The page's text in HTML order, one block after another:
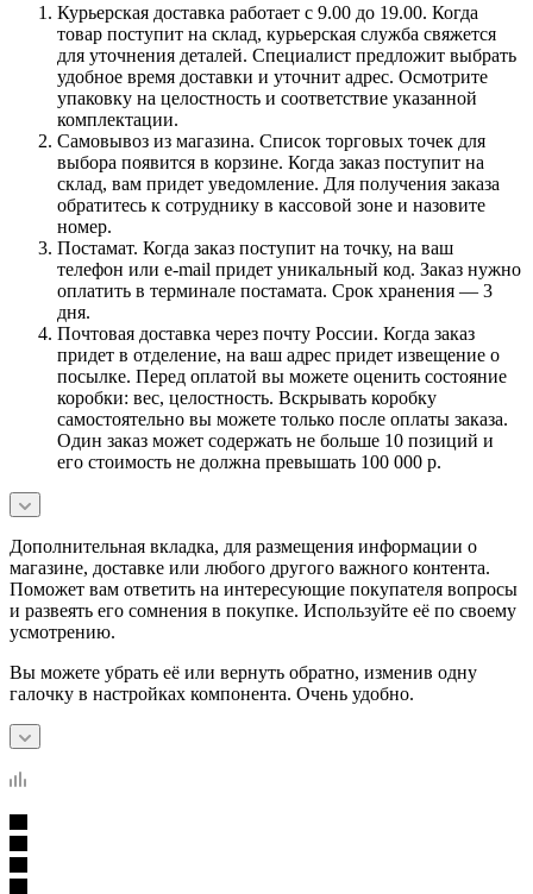
Курьерская доставка работает с 9.00 до 19.00. Когда
товар поступит на склад, курьерская служба свяжется
для уточнения деталей. Специалист предложит выбрать
удобное время доставки и уточнит адрес. Осмотрите
упаковку на целостность и соответствие указанной
комплектации.
Самовывоз из магазина. Список торговых точек для
выбора появится в корзине. Когда заказ поступит на
склад, вам придет уведомление. Для получения заказа
обратитесь к сотруднику в кассовой зоне и назовите
номер.
Постамат. Когда заказ поступит на точку, на ваш
телефон или e-mail придет уникальный код. Заказ нужно
оплатить в терминале постамата. Срок хранения — 3
дня.
Почтовая доставка через почту России. Когда заказ
придет в отделение, на ваш адрес придет извещение о
посылке. Перед оплатой вы можете оценить состояние
коробки: вес, целостность. Вскрывать коробку
самостоятельно вы можете только после оплаты заказа.
Один заказ может содержать не больше 10 позиций и
его стоимость не должна превышать 100 000 р.
Дополнительная вкладка, для размещения информации о
магазине, доставке или любого другого важного контента.
Поможет вам ответить на интересующие покупателя вопросы
и развеять его сомнения в покупке. Используйте её по своему
усмотрению.
Вы можете убрать её или вернуть обратно, изменив одну
галочку в настройках компонента. Очень удобно.